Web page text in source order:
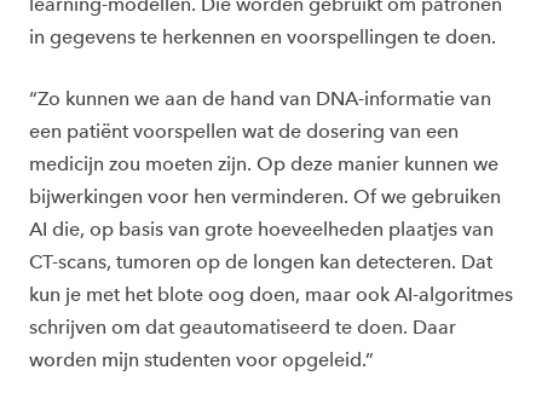
in gegevens te herkennen en voorspellingen te doen.
“Zo kunnen we aan de hand van DNA-informatie van
een patiënt voorspellen wat de dosering van een
medicijn zou moeten zijn. Op deze manier kunnen we
bijwerkingen voor hen verminderen. Of we gebruiken
AI die, op basis van grote hoeveelheden plaatjes van
CT-scans, tumoren op de longen kan detecteren. Dat
kun je met het blote oog doen, maar ook AI-algoritmes
schrijven om dat geautomatiseerd te doen. Daar
worden mijn studenten voor opgeleid.”